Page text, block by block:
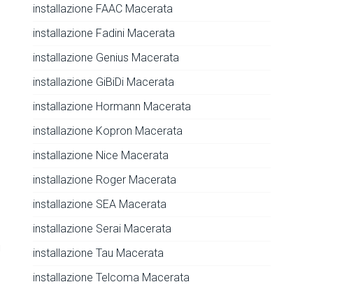
installazione FAAC Macerata
installazione Fadini Macerata
installazione Genius Macerata
installazione GiBiDi Macerata
installazione Hormann Macerata
installazione Kopron Macerata
installazione Nice Macerata
installazione Roger Macerata
installazione SEA Macerata
installazione Serai Macerata
installazione Tau Macerata
installazione Telcoma Macerata